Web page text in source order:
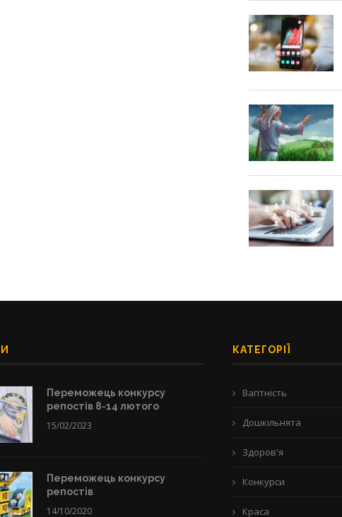
Переможець конкурсу
репостів 8-14 лютого
15/02/2023
Переможець конкурсу
репостів
14/10/2020
КАТЕГОРІЇ
Вагітність
Дошкільнята
Здоров'я
Конкурси
Краса